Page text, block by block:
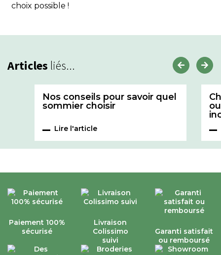
choix possible !
Articles liés...
Nos conseils pour savoir quel
sommier choisir
Lire l'article
Paiement 100%
sécurisé
Livraison
Colissimo
suivi
Garanti satisfait
ou remboursé